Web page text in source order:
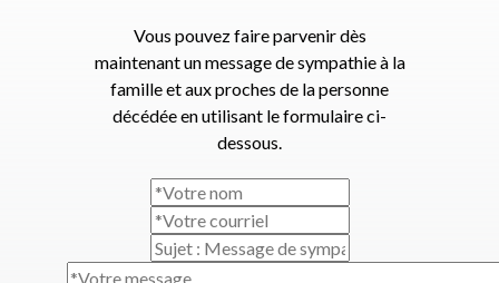
Vous pouvez faire parvenir dès
maintenant un message de sympathie à la
famille et aux proches de la personne
décédée en utilisant le formulaire ci-
dessous.